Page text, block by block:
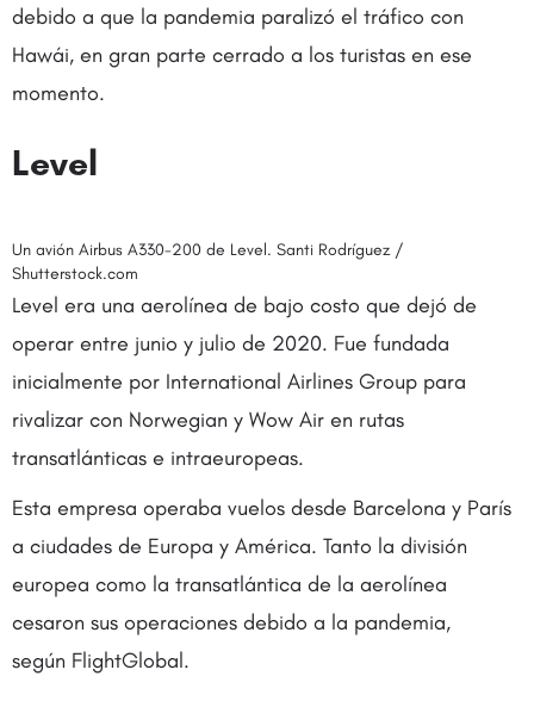
debido a que la pandemia paralizó el tráfico con
Hawái, en gran parte cerrado a los turistas en ese
momento.
Level
Un avión Airbus A330-200 de Level. Santi Rodríguez /
Shutterstock.com
Level era una aerolínea de bajo costo que dejó de
operar entre junio y julio de 2020. Fue fundada
inicialmente por International Airlines Group para
rivalizar con Norwegian y Wow Air en rutas
transatlánticas e intraeuropeas.
Esta empresa operaba vuelos desde Barcelona y París
a ciudades de Europa y América. Tanto la división
europea como la transatlántica de la aerolínea
cesaron sus operaciones debido a la pandemia,
según FlightGlobal.